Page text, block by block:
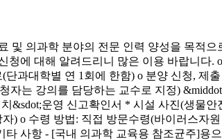
및 의과학 분야의 전문 인력 양성을 목적
에 대해 알려드리니 많은 이용 바랍니다.
단과대학별 연 1회에 한함) o 분양 신청,
는 강의를 담당하는 교수로 지정)
&sdot;운영 신고확인서 * 시설 사진(생물
자) o 수령 방법: 직접 방문수령(바이러스
사항 - [국내 의과학 교육용 참조균주]